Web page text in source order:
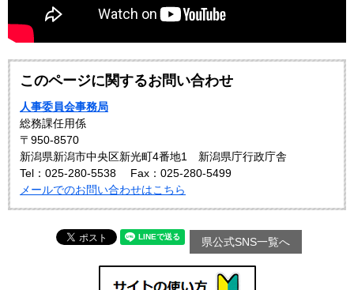
このページに関するお問い合わせ
人事委員会事務局
総務課任用係
〒950-8570
新潟県新潟市中央区新光町4番地1 新潟県庁行政庁舎
Tel：025-280-5538
Fax：025-280-5499
メールでのお問い合わせはこちら
県公式SNS一覧へ